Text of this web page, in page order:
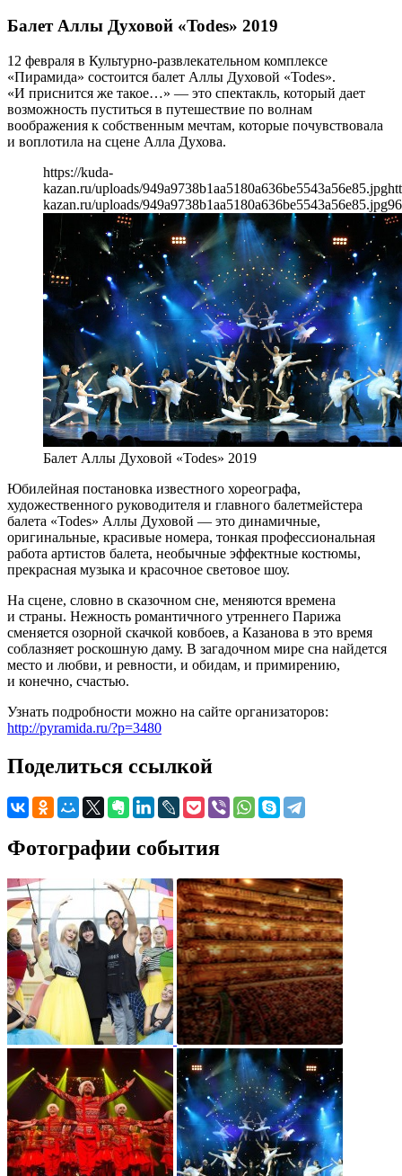
Балет Аллы Духовой «Todes» 2019
12 февраля в Культурно-развлекательном комплексе
«Пирамида» состоится балет Аллы Духовой «Todes».
«И приснится же такое…» — это спектакль, который дает
возможность пуститься в путешествие по волнам
воображения к собственным мечтам, которые почувствовала
и воплотила на сцене Алла Духова.
https://kuda-
kazan.ru/uploads/949a9738b1aa5180a636be5543a56e85.jpg
kazan.ru/uploads/949a9738b1aa5180a636be5543a56e85.jpg
Балет Аллы Духовой «Todes» 2019
Юбилейная постановка известного хореографа,
художественного руководителя и главного балетмейстера
балета «Todes» Аллы Духовой — это динамичные,
оригинальные, красивые номера, тонкая профессиональная
работа артистов балета, необычные эффектные костюмы,
прекрасная музыка и красочное световое шоу.
На сцене, словно в сказочном сне, меняются времена
и страны. Нежность романтичного утреннего Парижа
сменяется озорной скачкой ковбоев, а Казанова в это время
соблазняет роскошную даму. В загадочном мире сна найдется
место и любви, и ревности, и обидам, и примирению,
и конечно, счастью.
Узнать подробности можно на сайте организаторов:
http://pyramida.ru/?p=3480
Поделиться ссылкой
Фотографии события